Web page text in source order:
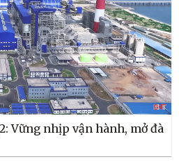
Vững nhịp vận hành, mở đà